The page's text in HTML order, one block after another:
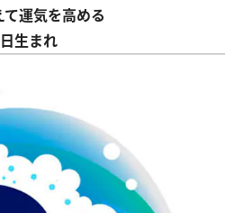
て運気を高める
生まれ